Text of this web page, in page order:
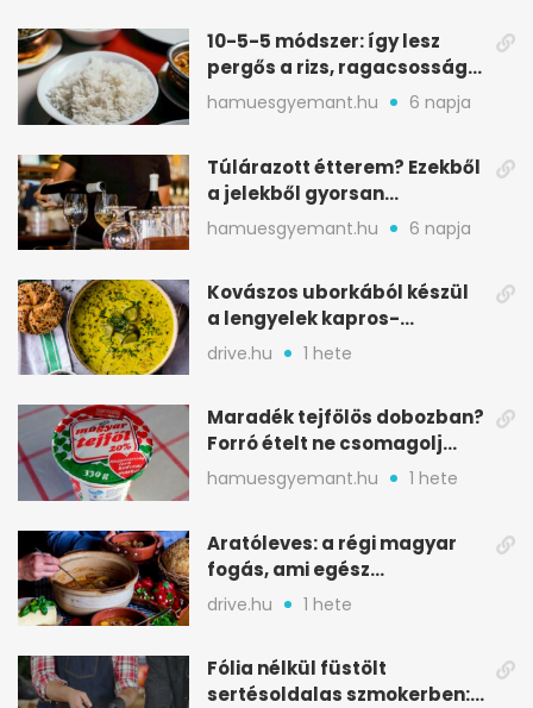
10-5-5 módszer: így lesz
pergős a rizs, ragacsosság
nélkül
hamuesgyemant.hu 6 napja
Túlárazott étterem? Ezekből
a jelekből gyorsan
észreveheted
hamuesgyemant.hu 6 napja
Kovászos uborkából készül
a lengyelek kapros-
savanykás levese
drive.hu 1 hete
Maradék tejfölös dobozban?
Forró ételt ne csomagolj
ilyen tégelybe
hamuesgyemant.hu 1 hete
Aratóleves: a régi magyar
fogás, ami egész
csapatokat jóllakatott
drive.hu 1 hete
Fólia nélkül füstölt
sertésoldalas szmokerben: